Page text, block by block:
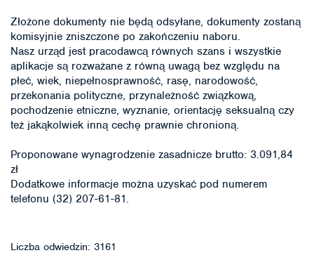
Złożone dokumenty nie będą odsyłane, dokumenty zostaną
komisyjnie zniszczone po zakończeniu naboru.
Nasz urząd jest pracodawcą równych szans i wszystkie
aplikacje są rozważane z równą uwagą bez względu na
płeć, wiek, niepełnosprawność, rasę, narodowość,
przekonania polityczne, przynależność związkową,
pochodzenie etniczne, wyznanie, orientację seksualną czy
też jakąkolwiek inną cechę prawnie chronioną.
Proponowane wynagrodzenie zasadnicze brutto: 3.091,84
zł
Dodatkowe informacje można uzyskać pod numerem
telefonu (32) 207-61-81.
Liczba odwiedzin: 3161